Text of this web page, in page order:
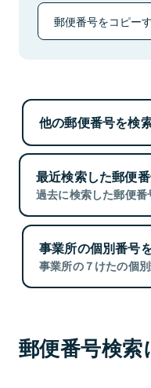
郵便番号をコピー
他の郵便番号を検
最近検索した郵便
過去に検索した郵便番
事業所の個別番号
事業所の７けたの個
郵便番号検